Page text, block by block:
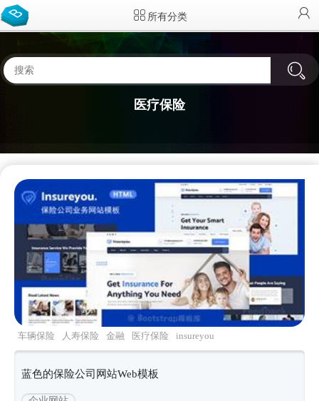
所有分类
医疗保险
车辆保险 人寿保险 金融 医疗保险 insureyou
蓝色的保险公司网站Web模板